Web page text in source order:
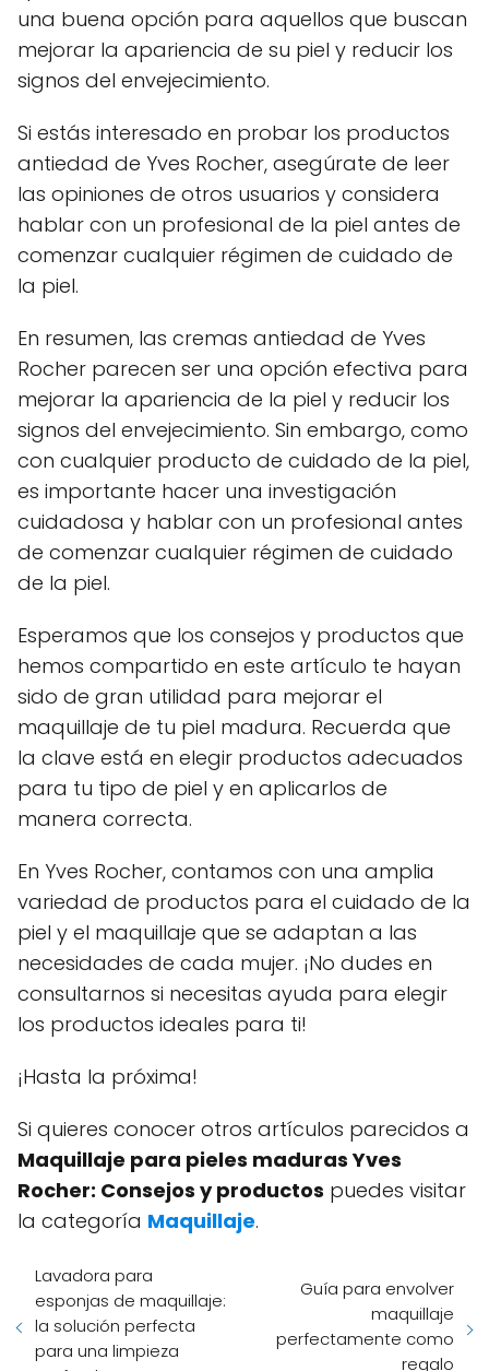
una buena opción para aquellos que buscan
mejorar la apariencia de su piel y reducir los
signos del envejecimiento.
Si estás interesado en probar los productos
antiedad de Yves Rocher, asegúrate de leer
las opiniones de otros usuarios y considera
hablar con un profesional de la piel antes de
comenzar cualquier régimen de cuidado de
la piel.
En resumen, las cremas antiedad de Yves
Rocher parecen ser una opción efectiva para
mejorar la apariencia de la piel y reducir los
signos del envejecimiento. Sin embargo, como
con cualquier producto de cuidado de la piel,
es importante hacer una investigación
cuidadosa y hablar con un profesional antes
de comenzar cualquier régimen de cuidado
de la piel.
Esperamos que los consejos y productos que
hemos compartido en este artículo te hayan
sido de gran utilidad para mejorar el
maquillaje de tu piel madura. Recuerda que
la clave está en elegir productos adecuados
para tu tipo de piel y en aplicarlos de
manera correcta.
En Yves Rocher, contamos con una amplia
variedad de productos para el cuidado de la
piel y el maquillaje que se adaptan a las
necesidades de cada mujer. ¡No dudes en
consultarnos si necesitas ayuda para elegir
los productos ideales para ti!
¡Hasta la próxima!
Si quieres conocer otros artículos parecidos a
Maquillaje para pieles maduras Yves
Rocher: Consejos y productos puedes visitar
la categoría Maquillaje.
Lavadora para
esponjas de maquillaje:
la solución perfecta
para una limpieza
Guía para envolver
maquillaje
perfectamente como
regalo